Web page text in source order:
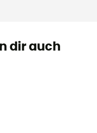
dir auch